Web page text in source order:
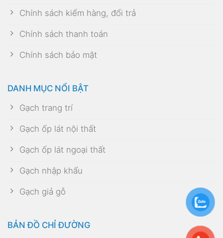
Chính sách kiểm hàng, đổi trả
Chính sách thanh toán
Chính sách bảo mật
DANH MỤC NỔI BẬT
Gạch trang trí
Gạch ốp lát nội thất
Gạch ốp lát ngoại thất
Gạch nhập khẩu
Gạch giả gỗ
BẢN ĐỒ CHỈ ĐƯỜNG